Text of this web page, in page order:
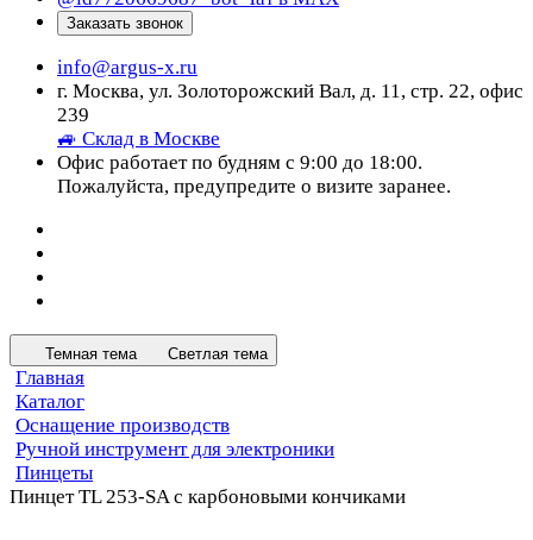
Заказать звонок
info@argus-x.ru
г. Москва, ул. Золоторожский Вал, д. 11, стр. 22, офис
239
🚙 Склад в Москве
Офис работает по будням с 9:00 до 18:00.
Пожалуйста, предупредите о визите заранее.
Темная тема Светлая тема
Главная
Каталог
Оснащение производств
Ручной инструмент для электроники
Пинцеты
Пинцет TL 253-SA с карбоновыми кончиками